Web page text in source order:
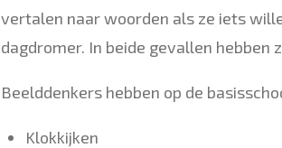
vertalen naar woorden als ze iets
dagdromer. In beide gevallen hebben
Beelddenkers hebben op de
Klokkijken